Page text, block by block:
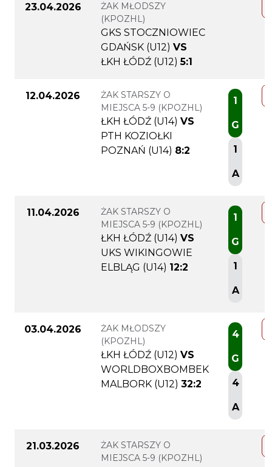
23.04.2026
ŻAK MŁODSZY
(KPOZHL)
GKS STOCZNIOWIEC
GDAŃSK (U12) VS
ŁKH ŁÓDŹ (U12) 5:1
12.04.2026
ŻAK STARSZY O
MIEJSCA 5-9 (KPOZHL)
ŁKH ŁÓDŹ (U14) VS
PTH KOZIOŁKI
POZNAŃ (U14) 8:2
1
G
1
A
11.04.2026
ŻAK STARSZY O
MIEJSCA 5-9 (KPOZHL)
ŁKH ŁÓDŹ (U14) VS
UKS WIKINGOWIE
ELBLĄG (U14) 12:2
1
G
1
A
03.04.2026
ŻAK MŁODSZY
(KPOZHL)
ŁKH ŁÓDŹ (U12) VS
WORLDBOXBOMBEK
MALBORK (U12) 32:2
4
G
4
A
21.03.2026
ŻAK STARSZY O
MIEJSCA 5-9 (KPOZHL)